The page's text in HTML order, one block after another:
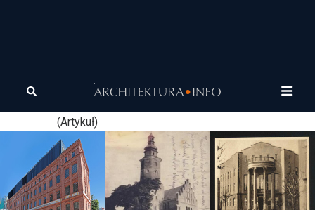
Amsterdam
Muzeum Sztuki Dziecięcej KiMu w Amsterdamie.
(Artykuł)